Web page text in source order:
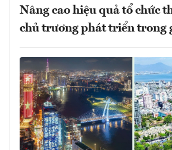
Nâng cao hiệu quả tổ chức
chủ trương phát triển trong